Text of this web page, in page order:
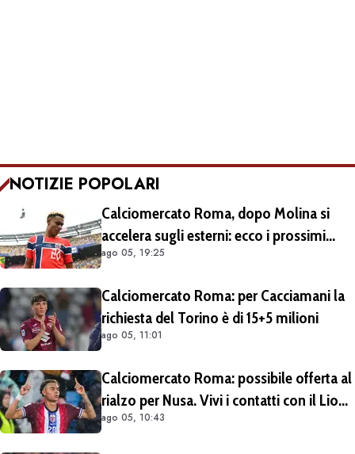
NOTIZIE POPOLARI
Calciomercato Roma, dopo Molina si
accelera sugli esterni: ecco i prossimi
obiettivi
ago 05, 19:25
Calciomercato Roma: per Cacciamani la
richiesta del Torino è di 15+5 milioni
ago 05, 11:01
Calciomercato Roma: possibile offerta al
rialzo per Nusa. Vivi i contatti con il Lione
per Fofana
ago 05, 10:43